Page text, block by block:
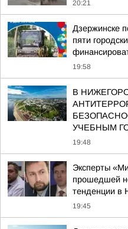
20:21
Дзержинске
пяти
19:58
В
УЧЕБНЫМ
19:48
Эксперты
прошедшей
тенденции в
19:45